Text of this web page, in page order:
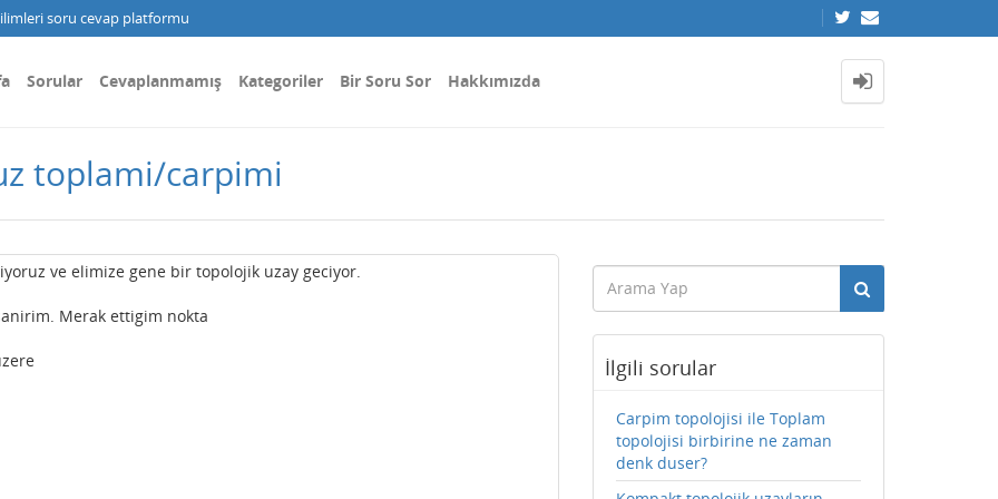
soru cevap platformu
Sorular Cevaplanmamış Kategoriler Bir Soru Sor Hakkımızda
toplami/carpimi
ve elimize gene bir topolojik uzay geciyor.
Merak ettigim nokta
İlgili sorular
Carpim topolojisi ile Toplam
topolojisi birbirine ne zaman
denk duser?